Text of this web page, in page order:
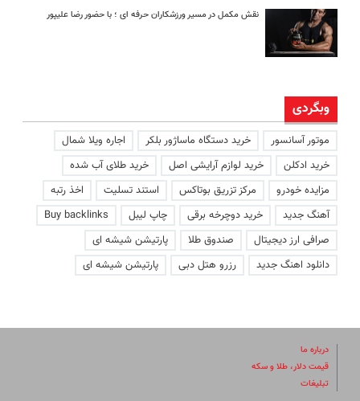
نقش مکمل در مسیر ورزشکاران حرفه ای ؛ با حضور رضا علیپور
وبگردی
موتور آسانسور خرید دستگاه ماساژور بلکر
اجاره ویلا شمال
خرید ادکلن
خرید لوازم آرایشی اصل
خرید طلای آب شده
مزایده خودرو
مرکز تزریق بوتاکس استند تسلیت
اخذ رتبه
آهنگ جدید
خرید دوچرخه برقی چاپ لیبل
Buy backlinks
صرافی ارز دیجیتال
صندوق طلا
پارتیشن شیشه ای
دانلود اهنگ جدید
رزرو هتل دبی پارتیشن شیشه ای
درباره ما
قیمت دلار، طلا و سکه
تبلیغات